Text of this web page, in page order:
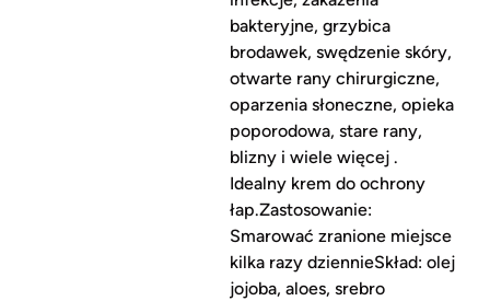
bakteryjne, grzybica
brodawek, swędzenie skóry,
otwarte rany chirurgiczne,
oparzenia słoneczne, opieka
poporodowa, stare rany,
blizny i wiele więcej .
Idealny krem do ochrony
łap.Zastosowanie:
Smarować zranione miejsce
kilka razy dziennieSkład: olej
jojoba, aloes, srebro